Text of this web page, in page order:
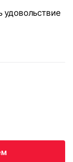
удовольствие